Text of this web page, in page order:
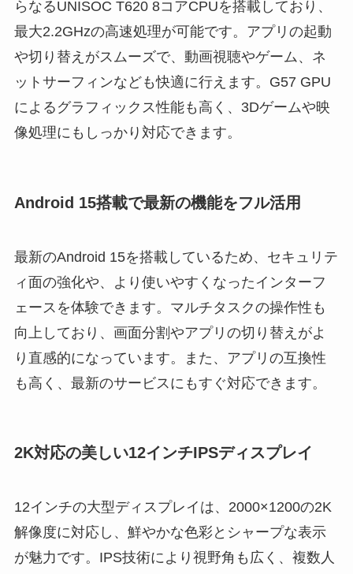
らなるUNISOC T620 8コアCPUを搭載しており、
最大2.2GHzの高速処理が可能です。アプリの起動
や切り替えがスムーズで、動画視聴やゲーム、ネ
ットサーフィンなども快適に行えます。G57 GPU
によるグラフィックス性能も高く、3Dゲームや映
像処理にもしっかり対応できます。
Android 15搭載で最新の機能をフル活用
最新のAndroid 15を搭載しているため、セキュリテ
ィ面の強化や、より使いやすくなったインターフ
ェースを体験できます。マルチタスクの操作性も
向上しており、画面分割やアプリの切り替えがよ
り直感的になっています。また、アプリの互換性
も高く、最新のサービスにもすぐ対応できます。
2K対応の美しい12インチIPSディスプレイ
12インチの大型ディスプレイは、2000×1200の2K
解像度に対応し、鮮やかな色彩とシャープな表示
が魅力です。IPS技術により視野角も広く、複数人